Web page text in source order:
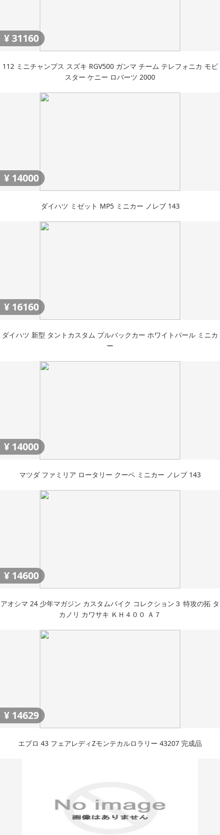
¥31160
112 ミニチャンプス スズキ RGV500 ガンマ チーム テレフォニカ モビ
スター ケニー ロバーツ 2000
¥ 14000
ダイハツ ミゼット MP5 ミニカー ノレブ 143
¥ 16160
ダイハツ 新型 タントカスタム プルバックカー ホワイトパール ミニカ
ー
¥ 14000
マツダ ファミリア ロータリー クーペ ミニカー ノレブ 143
¥ 14600
アオシマ 24 少年マガジン カスタムバイク コレクション３ 特攻の拓 タ
カノリ カワサキ ＫＨ４００ Ａ７
¥ 14629
エブロ 43 フェアレディZモンテカルロラリー 43207 完成品